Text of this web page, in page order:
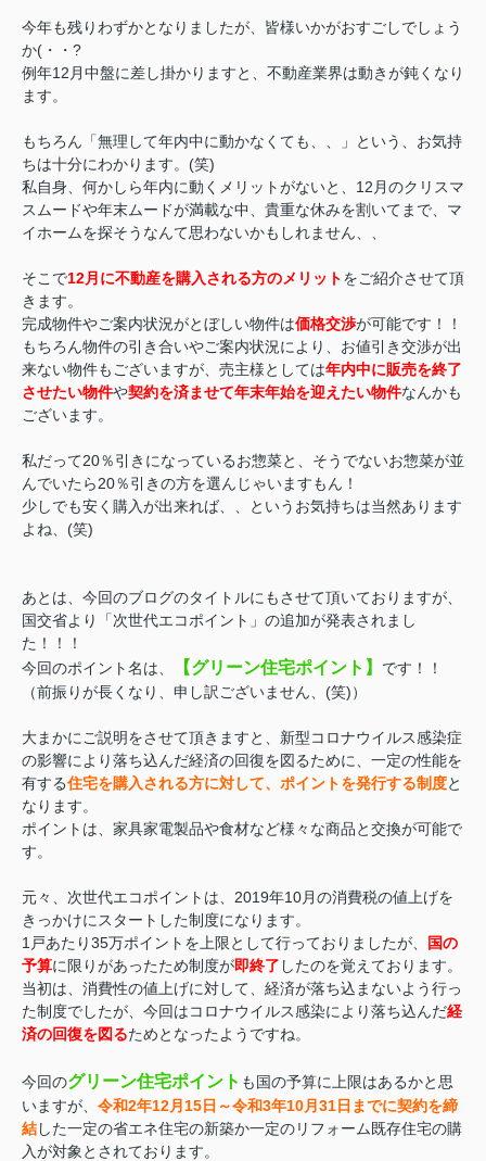
今年も残りわずかとなりましたが、皆様いかがおすごしでしょう
か(・・?
例年12月中盤に差し掛かりますと、不動産業界は動きが鈍くなり
ます。
もちろん「無理して年内中に動かなくても、、」という、お気持
ちは十分にわかります。(笑)
私自身、何かしら年内に動くメリットがないと、12月のクリスマ
スムードや年末ムードが満載な中、貴重な休みを割いてまで、マ
イホームを探そうなんて思わないかもしれません、、
そこで12月に不動産を購入される方のメリットをご紹介させて頂
きます。
完成物件やご案内状況がとぼしい物件は価格交渉が可能です！！
もちろん物件の引き合いやご案内状況により、お値引き交渉が出
来ない物件もございますが、売主様としては年内中に販売を終了
させたい物件や契約を済ませて年末年始を迎えたい物件なんかも
ございます。
私だって20％引きになっているお惣菜と、そうでないお惣菜が並
んでいたら20％引きの方を選んじゃいますもん！
少しでも安く購入が出来れば、、というお気持ちは当然あります
よね、(笑)
あとは、今回のブログのタイトルにもさせて頂いておりますが、
国交省より「次世代エコポイント」の追加が発表されまし
た！！！
今回のポイント名は、
【グリーン住宅ポイント】 です！！
（前振りが長くなり、申し訳ございません、(笑)）
大まかにご説明をさせて頂きますと、新型コロナウイルス感染症
の影響により落ち込んだ経済の回復を図るために、一定の性能を
有する住宅を購入される方に対して、ポイントを発行する制度と
なります。
ポイントは、家具家電製品や食材など様々な商品と交換が可能で
す。
元々、次世代エコポイントは、2019年10月の消費税の値上げを
きっかけにスタートした制度になります。
1戸あたり35万ポイントを上限として行っておりましたが、
国の
予算に限りがあったため制度が即終了 したのを覚えております。
当初は、消費性の値上げに対して、経済が落ち込まないよう行っ
た制度でしたが、今回はコロナウイルス感染により落ち込んだ経
済の回復を図るためとなったようですね。
今回のグリーン住宅ポイント も国の予算に上限はあるかと思
いますが、 令和2年12月15日～令和3年10月31日までに契約を締
結した一定の省エネ住宅の新築か一定のリフォーム既存住宅の購
入が対象とされております。